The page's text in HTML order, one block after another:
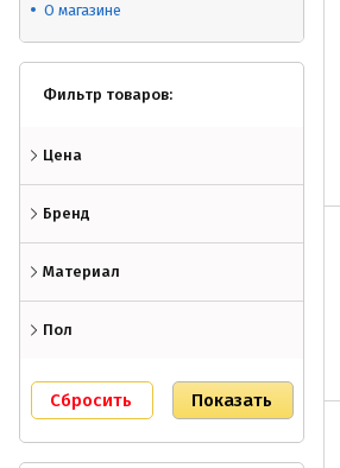
О магазине
Фильтр товаров:
Цена
Бренд
Материал
Пол